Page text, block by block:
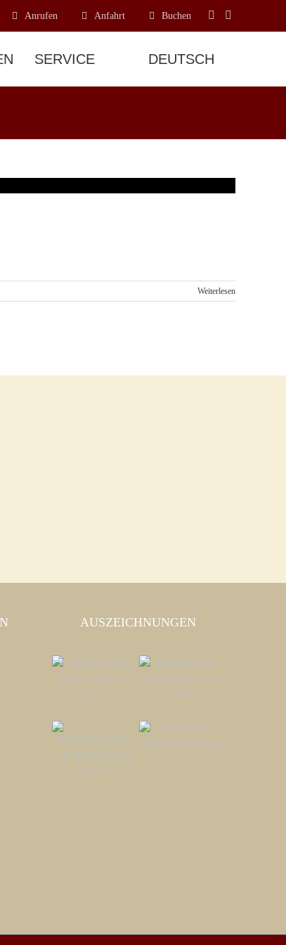
Anrufen Anfahrt Buchen
SERVICE
Weiterlesen
AUSZEICHNUNGEN